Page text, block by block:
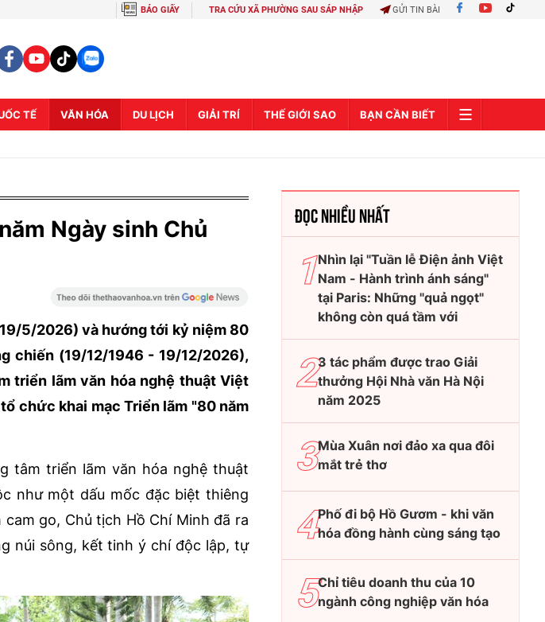
BÁO GIẤY TRA CỨU XÃ PHƯỜNG SAU SÁP NHẬP GỬI TIN BÀI
TẾ VĂN HÓA DU LỊCH GIẢI TRÍ THẾ GIỚI SAO BẠN CẦN BIẾT
Ngày sinh Chủ
5/2026) và hướng tới kỷ niệm 80
chiến (19/12/1946 - 19/12/2026),
triển lãm văn hóa nghệ thuật Việt
chức khai mạc Triển lãm "80 năm
tâm triển lãm văn hóa nghệ thuật
như một dấu mốc đặc biệt thiêng
go, Chủ tịch Hồ Chí Minh đã ra
núi sông, kết tinh ý chí độc lập, tự
ĐỌC NHIỀU NHẤT
Nhìn lại "Tuần lễ Điện ảnh Việt
Nam - Hành trình ánh sáng"
tại Paris: Những "quả ngọt"
không còn quá tầm với
3 tác phẩm được trao Giải
thưởng Hội Nhà văn Hà Nội
năm 2025
Mùa Xuân nơi đảo xa qua đôi
mắt trẻ thơ
Phố đi bộ Hồ Gươm - khi văn
hóa đồng hành cùng sáng tạo
Chỉ tiêu doanh thu của 10
ngành công nghiệp văn hóa